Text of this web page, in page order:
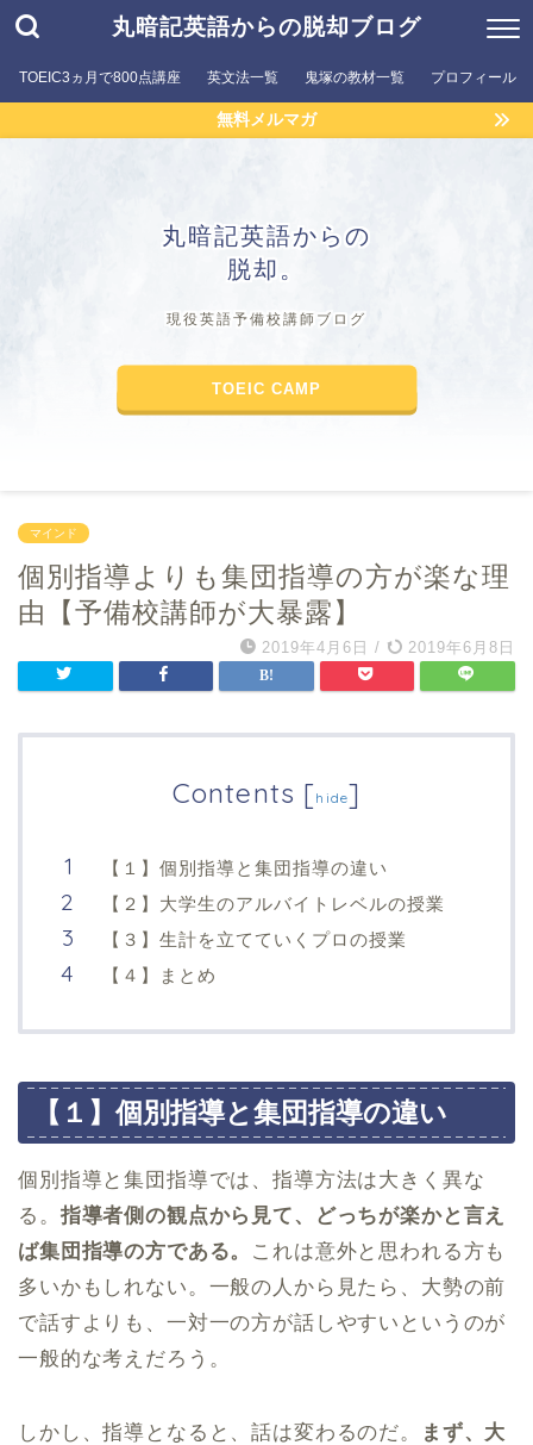
丸暗記英語からの脱却ブログ
TOEIC3ヵ月で800点講座 英文法一覧 鬼塚の教材一覧 プロフィール
無料メルマガ
丸暗記英語からの
脱却。
現役英語予備校講師ブログ
TOEIC CAMP
マインド
個別指導よりも集団指導の方が楽な理
由【予備校講師が大暴露】
2019年4月6日 / 2019年6月8日
Contents [hide]
【１】個別指導と集団指導の違い
【２】大学生のアルバイトレベルの授業
【３】生計を立てていくプロの授業
【４】まとめ
【１】個別指導と集団指導の違い
個別指導と集団指導では、指導方法は大きく異な
る。 指導者側の観点から見て、どっちが楽かと言え
ば集団指導の方である。 これは意外と思われる方も
多いかもしれない。一般の人から見たら、大勢の前
で話すよりも、一対一の方が話しやすいというのが
一般的な考えだろう。
しかし、指導となると、話は変わるのだ。
まず、大